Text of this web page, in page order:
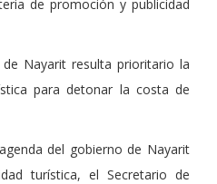
de promoción y publicidad
Nayarit resulta prioritario la
para detonar la costa de
del gobierno de Nayarit
turística, el Secretario de